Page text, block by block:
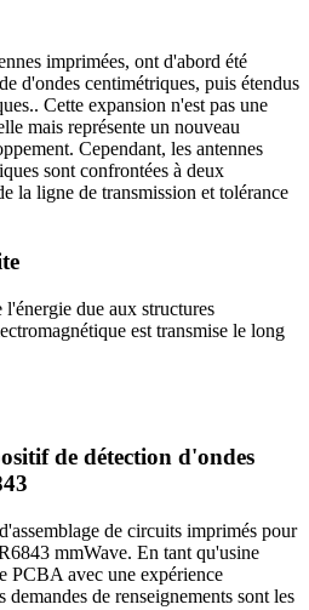
imprimées, ont d'abord été
d'ondes centimétriques, puis étendus
Cette expansion n'est pas une
mais représente un nouveau
Cependant, les antennes
sont confrontées à deux
la ligne de transmission et tolérance
due aux structures
est transmise le long
de détection d'ondes
de circuits imprimés pour
mmWave. En tant qu'usine
PCBA avec une expérience
de renseignements sont les